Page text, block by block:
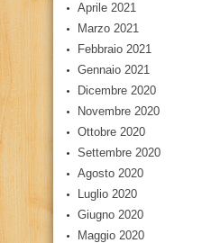
Aprile 2021
Marzo 2021
Febbraio 2021
Gennaio 2021
Dicembre 2020
Novembre 2020
Ottobre 2020
Settembre 2020
Agosto 2020
Luglio 2020
Giugno 2020
Maggio 2020